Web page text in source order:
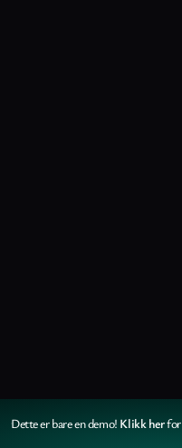
Dette er bare en demo! Klikk herfor